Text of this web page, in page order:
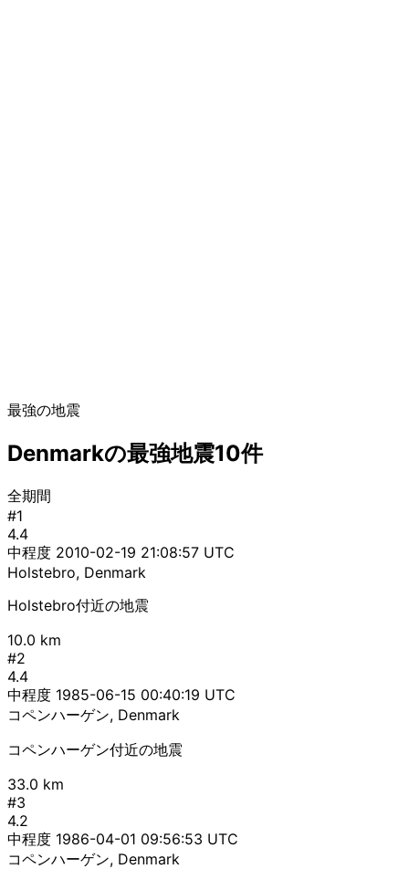
最強の地震
Denmarkの最強地震10件
全期間
#1
4.4
中程度 2010-02-19 21:08:57 UTC
Holstebro, Denmark
Holstebro付近の地震
10.0 km
#2
4.4
中程度 1985-06-15 00:40:19 UTC
コペンハーゲン, Denmark
コペンハーゲン付近の地震
33.0 km
#3
4.2
中程度 1986-04-01 09:56:53 UTC
コペンハーゲン, Denmark